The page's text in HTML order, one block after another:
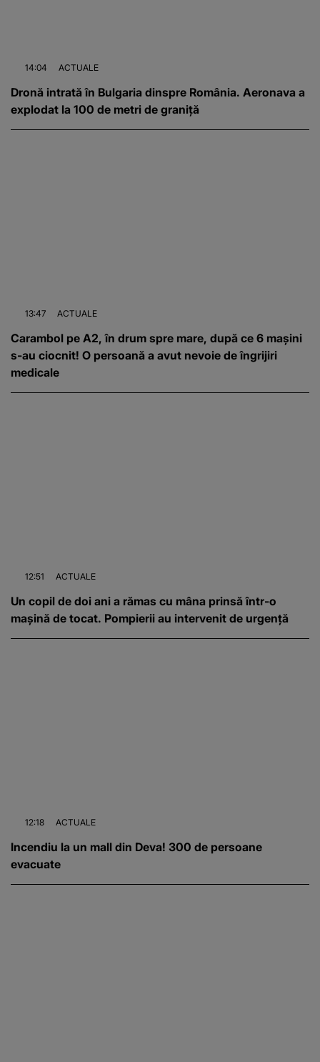
14:04 ACTUALE
Dronă intrată în Bulgaria dinspre România. Aeronava a
explodat la 100 de metri de graniță
13:47 ACTUALE
Carambol pe A2, în drum spre mare, după ce 6 mașini
s-au ciocnit! O persoană a avut nevoie de îngrijiri
medicale
12:51 ACTUALE
Un copil de doi ani a rămas cu mâna prinsă într-o
mașină de tocat. Pompierii au intervenit de urgență
12:18 ACTUALE
Incendiu la un mall din Deva! 300 de persoane
evacuate